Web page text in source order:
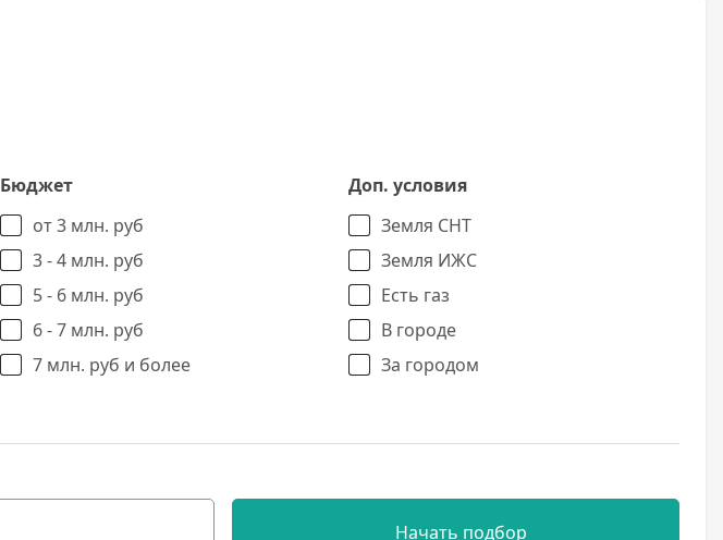
Бюджет
от 3 млн. руб
3 - 4 млн. руб
5 - 6 млн. руб
6 - 7 млн. руб
7 млн. руб и более
Доп. условия
Земля СНТ
Земля ИЖС
Есть газ
В городе
За городом
Начать подбор